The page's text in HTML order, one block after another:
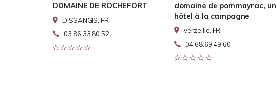
DOMAINE DE ROCHEFORT
DISSANGIS, FR
03 86 33 80 52
domaine de pommayrac, un
hôtel à la campagne
verzeille, FR
04.68.69.49.60